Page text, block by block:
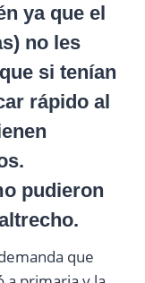
ya que el
no les
si tenían
rápido al
pudieron
que